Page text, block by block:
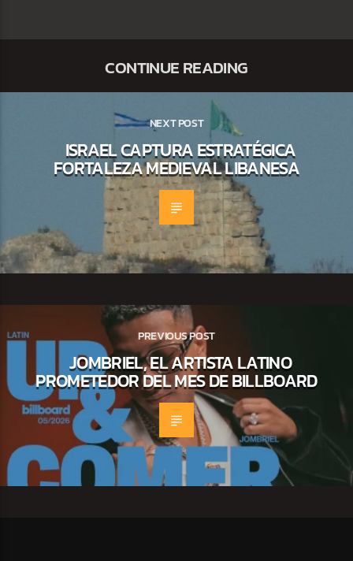
CONTINUE READING
NEXT POST
ISRAEL CAPTURA ESTRATÉGICA
FORTALEZA MEDIEVAL LIBANESA
PREVIOUS POST
JOMBRIEL, EL ARTISTA LATINO
PROMETEDOR DEL MES DE BILLBOARD